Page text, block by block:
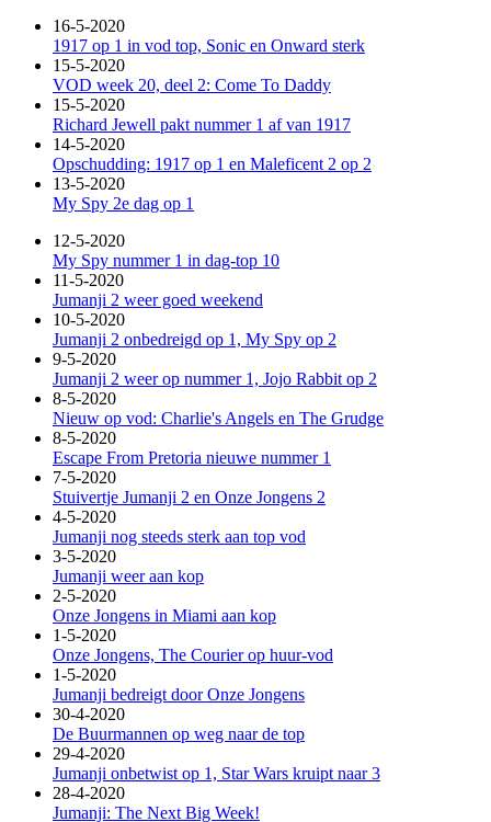
16-5-2020
1917 op 1 in vod top, Sonic en Onward sterk
15-5-2020
VOD week 20, deel 2: Come To Daddy
15-5-2020
Richard Jewell pakt nummer 1 af van 1917
14-5-2020
Opschudding: 1917 op 1 en Maleficent 2 op 2
13-5-2020
My Spy 2e dag op 1
12-5-2020
My Spy nummer 1 in dag-top 10
11-5-2020
Jumanji 2 weer goed weekend
10-5-2020
Jumanji 2 onbedreigd op 1, My Spy op 2
9-5-2020
Jumanji 2 weer op nummer 1, Jojo Rabbit op 2
8-5-2020
Nieuw op vod: Charlie's Angels en The Grudge
8-5-2020
Escape From Pretoria nieuwe nummer 1
7-5-2020
Stuivertje Jumanji 2 en Onze Jongens 2
4-5-2020
Jumanji nog steeds sterk aan top vod
3-5-2020
Jumanji weer aan kop
2-5-2020
Onze Jongens in Miami aan kop
1-5-2020
Onze Jongens, The Courier op huur-vod
1-5-2020
Jumanji bedreigt door Onze Jongens
30-4-2020
De Buurmannen op weg naar de top
29-4-2020
Jumanji onbetwist op 1, Star Wars kruipt naar 3
28-4-2020
Jumanji: The Next Big Week!